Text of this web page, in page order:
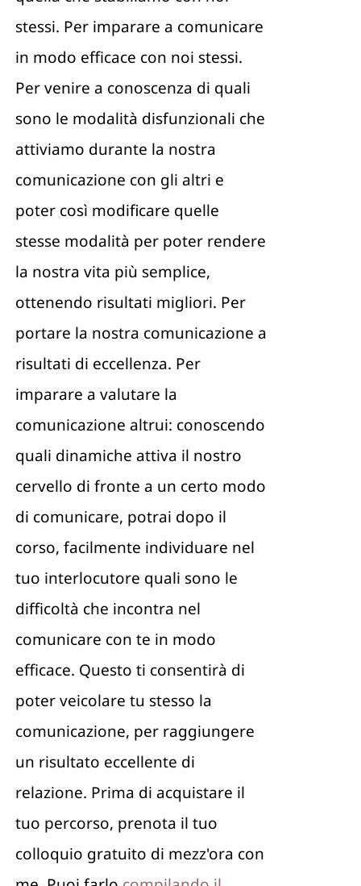
stessi. Per imparare a comunicare
in modo efficace con noi stessi.
Per venire a conoscenza di quali
sono le modalità disfunzionali che
attiviamo durante la nostra
comunicazione con gli altri e
poter così modificare quelle
stesse modalità per poter rendere
la nostra vita più semplice,
ottenendo risultati migliori. Per
portare la nostra comunicazione a
risultati di eccellenza. Per
imparare a valutare la
comunicazione altrui: conoscendo
quali dinamiche attiva il nostro
cervello di fronte a un certo modo
di comunicare, potrai dopo il
corso, facilmente individuare nel
tuo interlocutore quali sono le
difficoltà che incontra nel
comunicare con te in modo
efficace. Questo ti consentirà di
poter veicolare tu stesso la
comunicazione, per raggiungere
un risultato eccellente di
relazione. Prima di acquistare il
tuo percorso, prenota il tuo
colloquio gratuito di mezz'ora con